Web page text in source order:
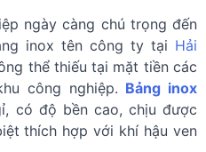
ngày càng chú trọng đến
inox tên công ty tại Hải
thể thiếu tại mặt tiền các
công nghiệp. Bảng inox
có độ bền cao, chịu được
thích hợp với khí hậu ven